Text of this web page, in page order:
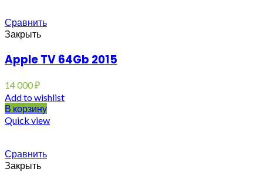
Сравнить
Закрыть
Apple TV 64Gb 2015
14 000₽
Add to wishlist
В корзину
Quick view
Сравнить
Закрыть